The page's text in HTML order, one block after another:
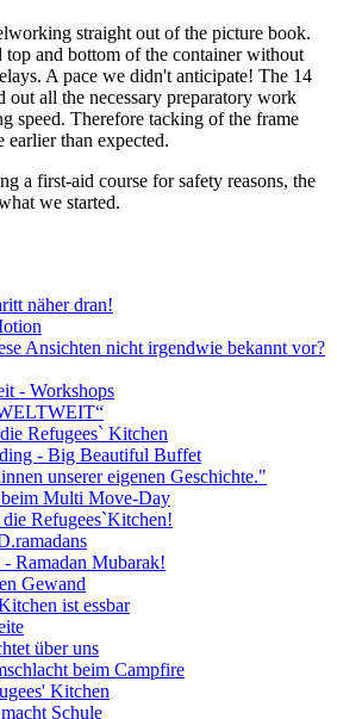
straight out of the picture book.
top and bottom of the container without
A pace we didn't anticipate! The 14
out all the necessary preparatory work
speed. Therefore tacking of the frame
earlier than expected.
a first-aid course for safety reasons, the
we started.
näher dran!
Ansichten nicht irgendwie bekannt vor?
- Workshops
Refugees` Kitchen
- Big Beautiful Buffet
unserer eigenen Geschichte."
Multi Move-Day
Refugees`Kitchen!
Ramadan Mubarak!
Gewand
ist essbar
über uns
beim Campfire
Kitchen
Schule